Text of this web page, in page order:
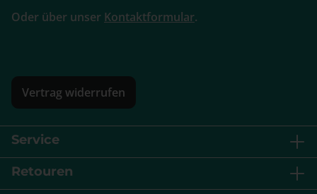
Oder über unser Kontaktformular.
Vertrag widerrufen
Service
Retouren